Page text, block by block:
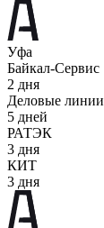
Уфа
Байкал-Сервис
2 дня
Деловые линии
5 дней
РАТЭК
3 дня
КИТ
3 дня